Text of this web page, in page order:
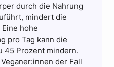
durch die Nahrung
mindert die
hohe
pro Tag kann die
45 Prozent mindern.
der Fall